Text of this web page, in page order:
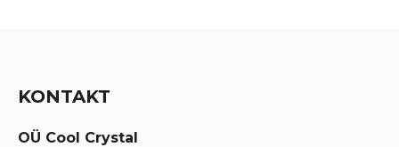
KONTAKT
OÜ Cool Crystal